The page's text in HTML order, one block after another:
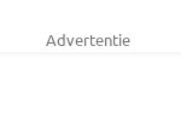
Advertentie